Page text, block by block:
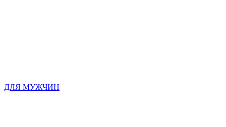
ДЛЯ МУЖЧИН